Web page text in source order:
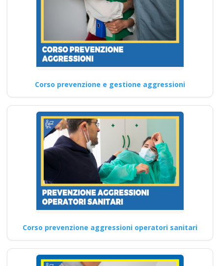
Corso prevenzione e gestione aggressioni
Corso prevenzione aggressioni operatori sanitari